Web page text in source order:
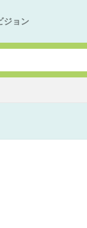
ジョン